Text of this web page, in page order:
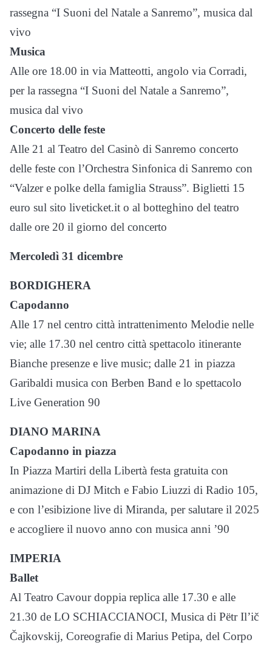
rassegna “I Suoni del Natale a Sanremo”, musica dal
vivo
Musica
Alle ore 18.00 in via Matteotti, angolo via Corradi,
per la rassegna “I Suoni del Natale a Sanremo”,
musica dal vivo
Concerto delle feste
Alle 21 al Teatro del Casinò di Sanremo concerto
delle feste con l’Orchestra Sinfonica di Sanremo con
“Valzer e polke della famiglia Strauss”. Biglietti 15
euro sul sito liveticket.it o al botteghino del teatro
dalle ore 20 il giorno del concerto
Mercoledì 31 dicembre
BORDIGHERA
Capodanno
Alle 17 nel centro città intrattenimento Melodie nelle
vie; alle 17.30 nel centro città spettacolo itinerante
Bianche presenze e live music; dalle 21 in piazza
Garibaldi musica con Berben Band e lo spettacolo
Live Generation 90
DIANO MARINA
Capodanno in piazza
In Piazza Martiri della Libertà festa gratuita con
animazione di DJ Mitch e Fabio Liuzzi di Radio 105,
e con l’esibizione live di Miranda, per salutare il 2025
e accogliere il nuovo anno con musica anni ’90
IMPERIA
Ballet
Al Teatro Cavour doppia replica alle 17.30 e alle
21.30 de LO SCHIACCIANOCI, Musica di Pëtr Il’ič
Čajkovskij, Coreografie di Marius Petipa, del Corpo